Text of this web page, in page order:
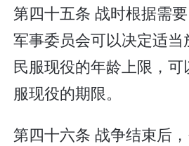
第四十五条 战时根据需
军事委员会可以决定适
民服现役的年龄上限，
服现役的期限。
第四十六条 战争结束后